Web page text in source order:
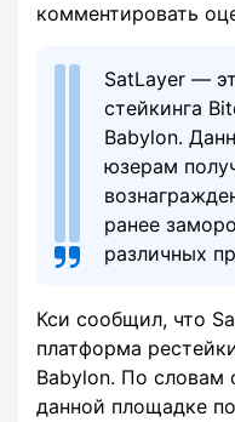
комментировать
SatLayer —
стейкинга
Babylon.
юзерам
ранее
различных
Кси сообщил, что
платформа
Babylon. По словам
данной площадке